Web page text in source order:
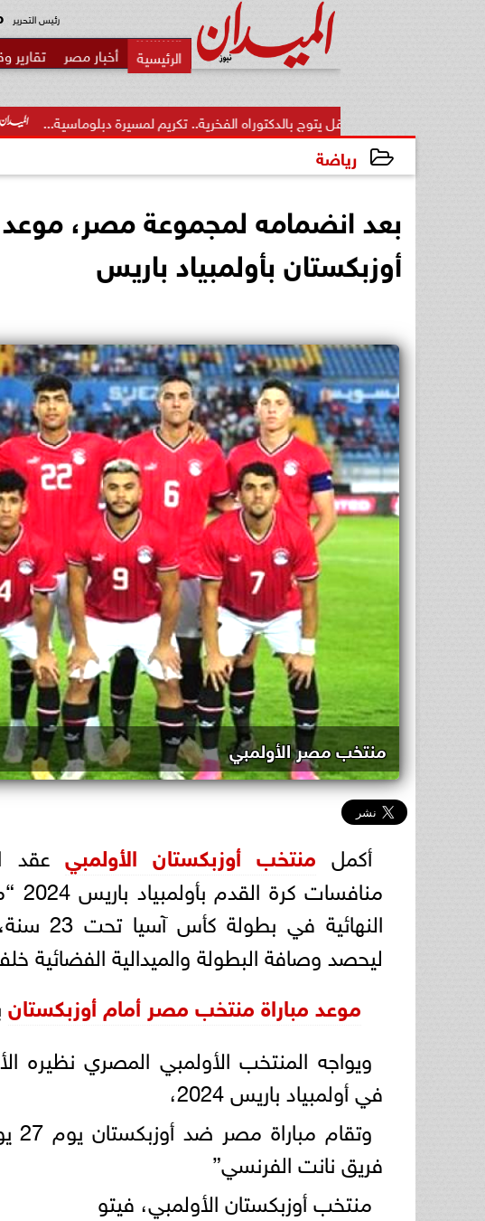
رئيس التحرير
أخبار مصر تقارير
من القطاع منقل يتوج بالدكتوراه الفخرية.. تكريم لمسيرة دبلوماسية...
رياضة
بعد انضمامه لمجموعة مصر، موعد
أوزبكستان بأولمبياد باريس
منتخب مصر الأولمبي
أكمل منتخب أوزبكستان الأولمبي عقد
النهائية في بطولة كأس آسيا تحت 23 سنة، أمام
ليحصد وصافة البطولة والميدالية الفضائية
موعد مباراة منتخب مصر أمام أوزبكستان
ويواجه المنتخب الأولمبي المصري نظيره
في أولمبياد باريس 2024،
فريق نانت الفرنسي”
منتخب أوزبكستان الأولمبي، فيتو